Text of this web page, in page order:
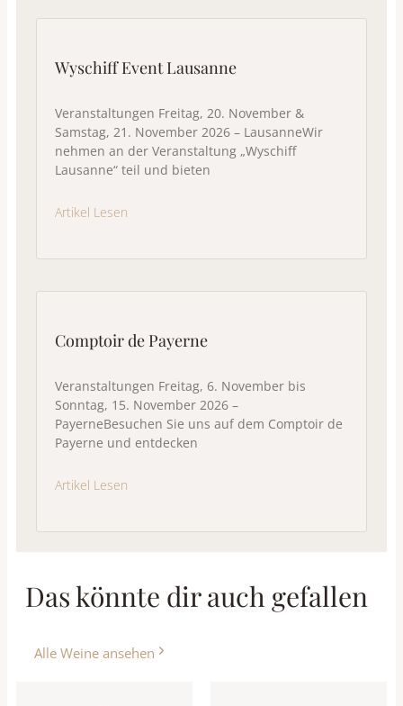
Wyschiff Event Lausanne
Veranstaltungen Freitag, 20. November &
Samstag, 21. November 2026 – LausanneWir
nehmen an der Veranstaltung „Wyschiff
Lausanne“ teil und bieten
Artikel Lesen
Comptoir de Payerne
Veranstaltungen Freitag, 6. November bis
Sonntag, 15. November 2026 –
PayerneBesuchen Sie uns auf dem Comptoir de
Payerne und entdecken
Artikel Lesen
Das könnte dir auch gefallen
Alle Weine ansehen